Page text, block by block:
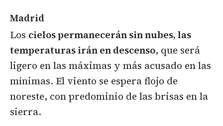
Madrid
Los cielos permanecerán sin nubes, las
temperaturas irán en descenso, que será
ligero en las máximas y más acusado en las
mínimas. El viento se espera flojo de
noreste, con predominio de las brisas en la
sierra.